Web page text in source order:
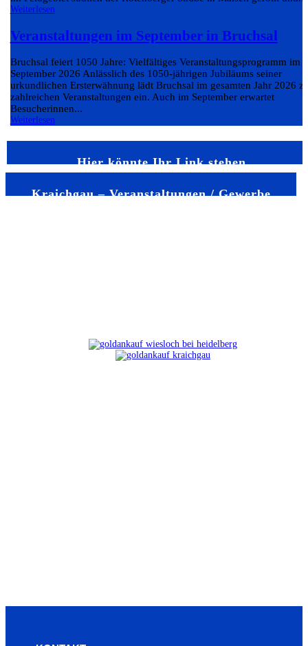
Weiterlesen
Veranstaltungen im September in Bruchsal
Bruchsal feiert 1050 Jahre: Vielfältiges Veranstaltungsprogramm im
September 2026 Anlässlich des 1050-jährigen Jubiläums seiner
urkundlichen Ersterwähnung lädt Bruchsal im gesamten Jahr 2026
zahlreichen Veranstaltungen ein. Auch im September erwartet
Besucherinnen...
Weiterlesen
Hier könnte Ihr Link stehen
Kraichgau – Veranstaltungen / Gewerbe